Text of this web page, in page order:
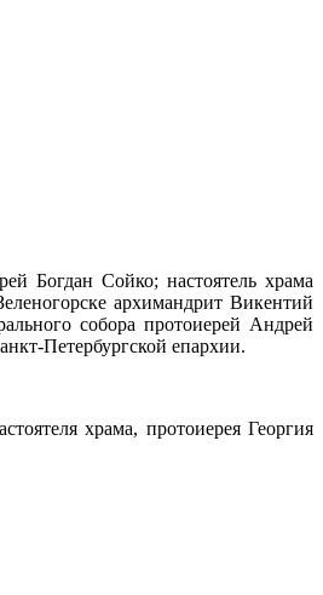
Богдан Сойко; настоятель храма
архимандрит Викентий
собора протоиерей Андрей
Петербургской епархии.
храма, протоиерея Георгия